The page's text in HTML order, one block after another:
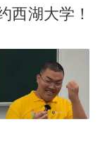
西湖大学！